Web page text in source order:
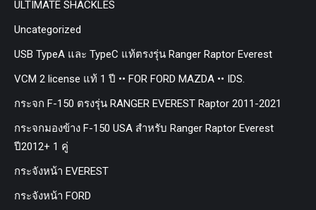
ULTIMATE SHACKLES
Uncategorized
USB TypeA และ TypeC แท้ตรงรุ่น Ranger Raptor Everest
VCM 2 license แท้ 1 ปี •• FOR FORD MAZDA •• IDS.
กระจก F-150 ตรงรุ่น RANGER EVEREST Raptor 2011-2021
กระจกมองข้าง F-150 USA สำหรับ Ranger Raptor Everest
ปี2012+ 1 คู่
กระจังหน้า EVEREST
กระจังหน้า FORD